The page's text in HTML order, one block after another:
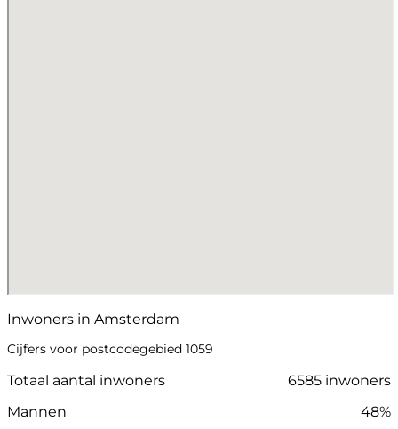
Inwoners in Amsterdam
Cijfers voor postcodegebied 1059
Totaal aantal inwoners
6585 inwoners
Mannen
48%